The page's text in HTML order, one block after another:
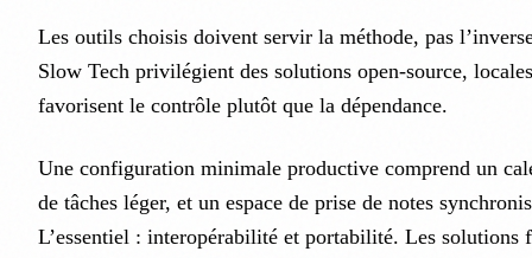
Les outils choisis doivent servir la méthode, pas
Slow Tech privilégient des solutions open-source,
favorisent le contrôle plutôt que la dépendance.
Une configuration minimale productive comprend un
de tâches léger, et un espace de prise de notes
L’essentiel : interopérabilité et portabilité. Les solutions